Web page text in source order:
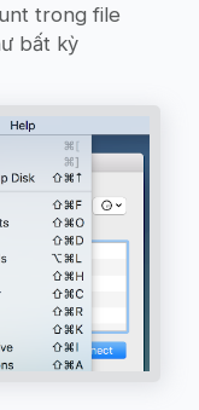
trong file
bất kỳ